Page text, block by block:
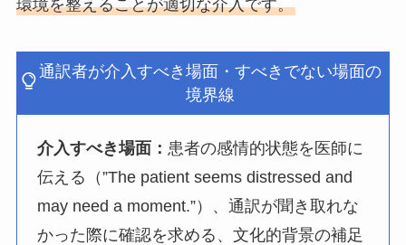
環境を整えることが適切な介入です。
通訳者が介入すべき場面・すべきでない場面の
境界線
介入すべき場面： 患者の感情的状態を医師に
伝える（”The patient seems distressed and
may need a moment.”）、通訳が聞き取れな
かった際に確認を求める、文化的背景の補足